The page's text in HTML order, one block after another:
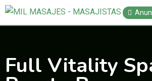
Saltar
Full Vitality